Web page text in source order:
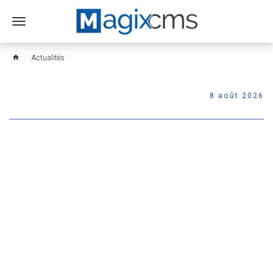
Ouvrir
menu
home Actualités
8 août 2026